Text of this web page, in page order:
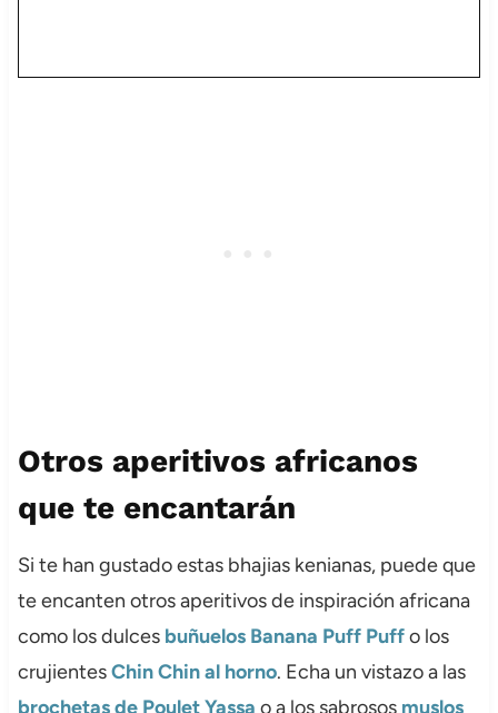
Otros aperitivos africanos
que te encantarán
Si te han gustado estas bhajias kenianas, puede que
te encanten otros aperitivos de inspiración africana
como los dulces buñuelos Banana Puff Puffo los
crujientesChin Chin al horno. Echa un vistazo a las
brochetas de Poulet Yassa o a los sabrosos muslos